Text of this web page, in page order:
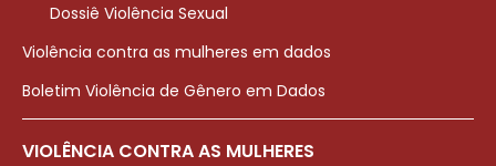
Dossiê Violência Sexual
Violência contra as mulheres em dados
Boletim Violência de Gênero em Dados
VIOLÊNCIA CONTRA AS MULHERES